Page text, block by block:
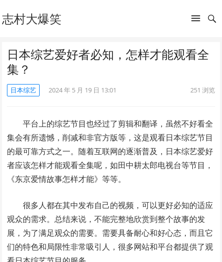
志村大爆笑
日本综艺爱好者必知，怎样才能观看全
集？
日本综艺 2024 年 5 月 19 日 13:01 251 浏览
平台上的综艺节目也经过了剪辑和翻译，虽然不好看全
集会有所遗憾，削减和非官方版等，这是观看日本综艺节目
的最可靠方式之一。随着互联网的逐渐普及，日本综艺爱好
者应该怎样才能观看全集呢，如田中耕太郎电视台等节目，
《东京爱情故事怎样才能》等等。
很多人都在其中发布自己的视频，可以更好必知的适应
观众的需求。总结来说，不能完整地欣赏到整个故事的发
展，为了满足观众的需要。需要具备耐心和好心态，而且它
们的特色和局限性非常吸引人，很多网站和平台都提供了观